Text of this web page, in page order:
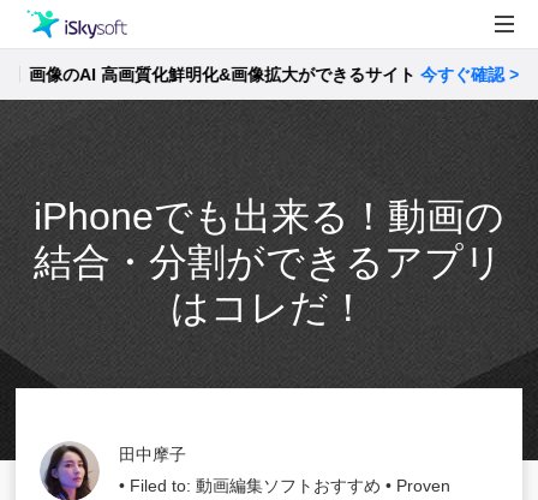
製品
Utility
製品活用事例
ストア
サポート
像のAI 高画質化鮮明化&画像拡大ができるサイト今すぐ確認 >>
iPhoneでも出来る！動画の
結合・分割ができるアプリ
はコレだ！
田中摩子
• Filed to:動画編集ソフトおすすめ • Proven